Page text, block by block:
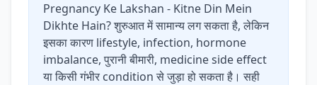
Pregnancy Ke Lakshan - Kitne Din Mein
Dikhte Hain? शुरुआत में सामान्य लग सकता है, लेकिन
इसका कारण lifestyle, infection, hormone
imbalance, पुरानी बीमारी, medicine side effect
या किसी गंभीर condition से जुड़ा हो सकता है। सही